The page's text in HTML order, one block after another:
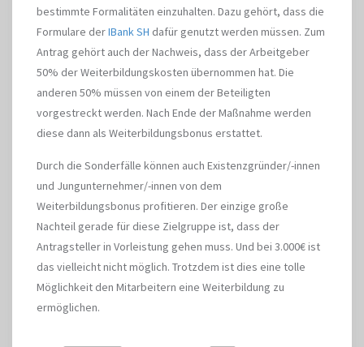
bestimmte Formalitäten einzuhalten. Dazu gehört, dass die
Formulare derIBank SH dafür genutzt werden müssen. Zum
Antrag gehört auch der Nachweis, dass der Arbeitgeber
50% der Weiterbildungskosten übernommen hat. Die
anderen 50% müssen von einem der Beteiligten
vorgestreckt werden. Nach Ende der Maßnahme werden
diese dann als Weiterbildungsbonus erstattet.
Durch die Sonderfälle können auch Existenzgründer/-innen
und Jungunternehmer/-innen von dem
Weiterbildungsbonus profitieren. Der einzige große
Nachteil gerade für diese Zielgruppe ist, dass der
Antragsteller in Vorleistung gehen muss. Und bei 3.000€ ist
das vielleicht nicht möglich. Trotzdem ist dies eine tolle
Möglichkeit den Mitarbeitern eine Weiterbildung zu
ermöglichen.